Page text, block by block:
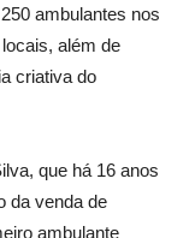
ambulantes nos
além de
criativa do
que há 16 anos
da venda de
ambulante